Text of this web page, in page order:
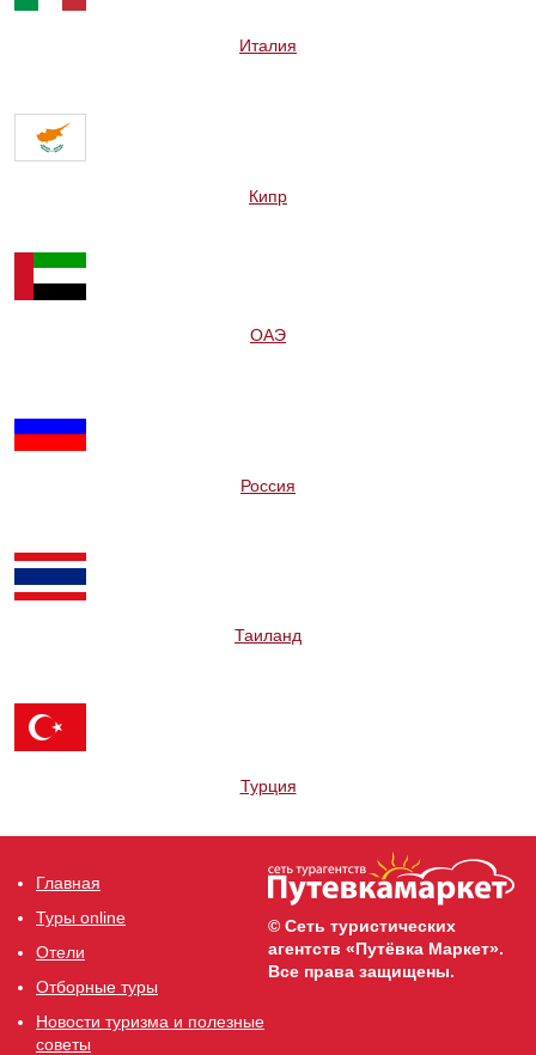
Италия
Кипр
ОАЭ
Россия
Таиланд
Турция
Главная
Туры online
Отели
Отборные туры
Новости туризма и полезные
советы
© Сеть туристических
агентств «Путёвка Маркет».
Все права защищены.